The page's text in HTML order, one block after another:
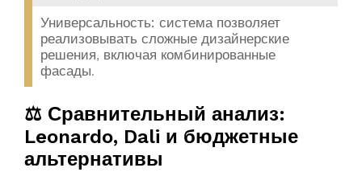
Универсальность: система позволяет
реализовывать сложные дизайнерские
решения, включая комбинированные
фасады.
⚖️ Сравнительный анализ:
Leonardo, Dali и бюджетные
альтернативы